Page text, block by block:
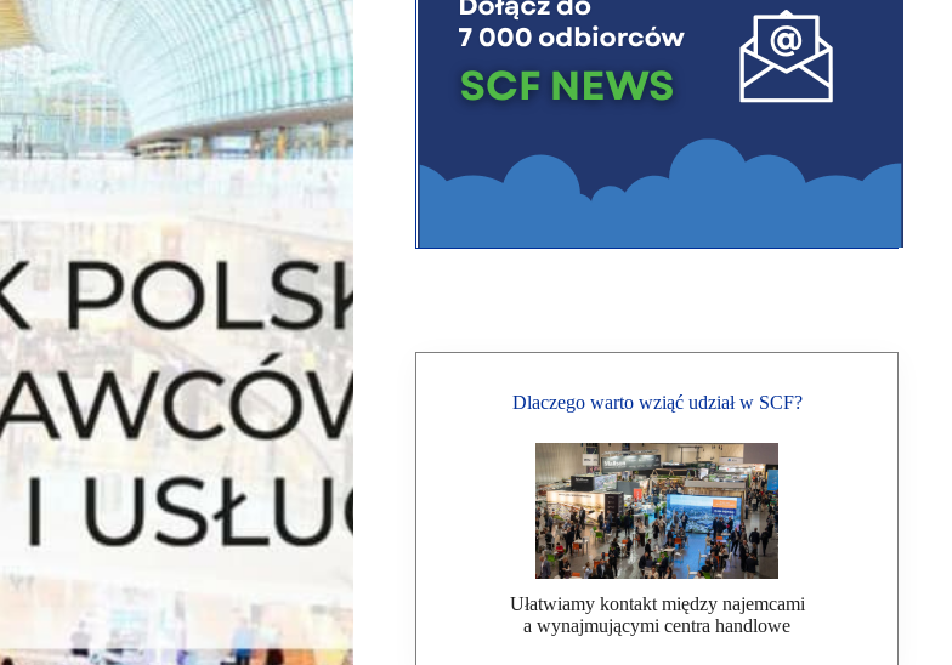
Dlaczego warto wziąć udział w SCF?
Ułatwiamy kontakt między najemcami
a wynajmującymi centra handlowe